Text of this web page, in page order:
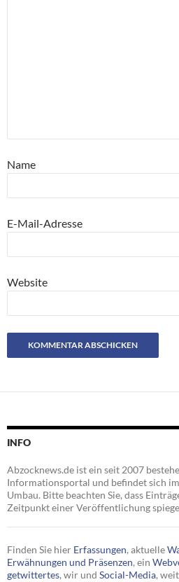
Name
E-Mail-Adresse
Website
INFO
Abzocknews.de ist ein seit 2007
Informationsportal und befindet sich
Umbau. Bitte beachten Sie, dass
Zeitpunkt einer Veröffentlichung
Finden Sie hier Erfassungen, aktuelle
Erwähnungen und Präsenzen, ein
getwittertes, wir und Social-Media,